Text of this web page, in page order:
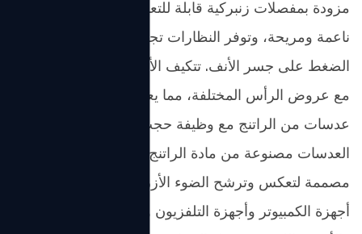
مزودة بمفصلات زنبركية قابلة للتعديل ومنصات أنف
ناعمة ومريحة، وتوفر النظارات تجربة ارتداء مريحة دون
الضغط على جسر الأنف. تتكيف الأذرع الزنبركية بسهولة
مع عروض الرأس المختلفة، مما يعزز الثبات والراحة.
عدسات من الراتنج مع وظيفة حجب الضوء الأزرق
العدسات مصنوعة من مادة الراتنج عالية الشفافية، وهي
مصممة لتعكس وترشح الضوء الأزرق الضار المنبعث من
أجهزة الكمبيوتر وأجهزة التلفزيون والهواتف الذكية